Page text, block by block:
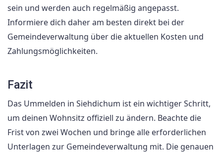
sein und werden auch regelmäßig angepasst.
Informiere dich daher am besten direkt bei der
Gemeindeverwaltung über die aktuellen Kosten und
Zahlungsmöglichkeiten.
Fazit
Das Ummelden in Siehdichum ist ein wichtiger Schritt,
um deinen Wohnsitz offiziell zu ändern. Beachte die
Frist von zwei Wochen und bringe alle erforderlichen
Unterlagen zur Gemeindeverwaltung mit. Die genauen